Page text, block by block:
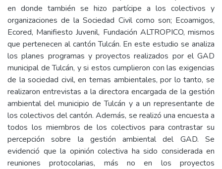
en donde también se hizo partícipe a los colectivos y
organizaciones de la Sociedad Civil como son; Ecoamigos,
Ecored, Manifiesto Juvenil, Fundación ALTROPICO, mismos
que pertenecen al cantón Tulcán. En este estudio se analiza
los planes programas y proyectos realizados por el GAD
municipal de Tulcán, y si estos cumplieron con las exigencias
de la sociedad civil, en temas ambientales, por lo tanto, se
realizaron entrevistas a la directora encargada de la gestión
ambiental del municipio de Tulcán y a un representante de
los colectivos del cantón. Además, se realizó una encuesta a
todos los miembros de los colectivos para contrastar su
percepción sobre la gestión ambiental del GAD. Se
evidenció que la opinión colectiva ha sido considerada en
reuniones protocolarias, más no en los proyectos